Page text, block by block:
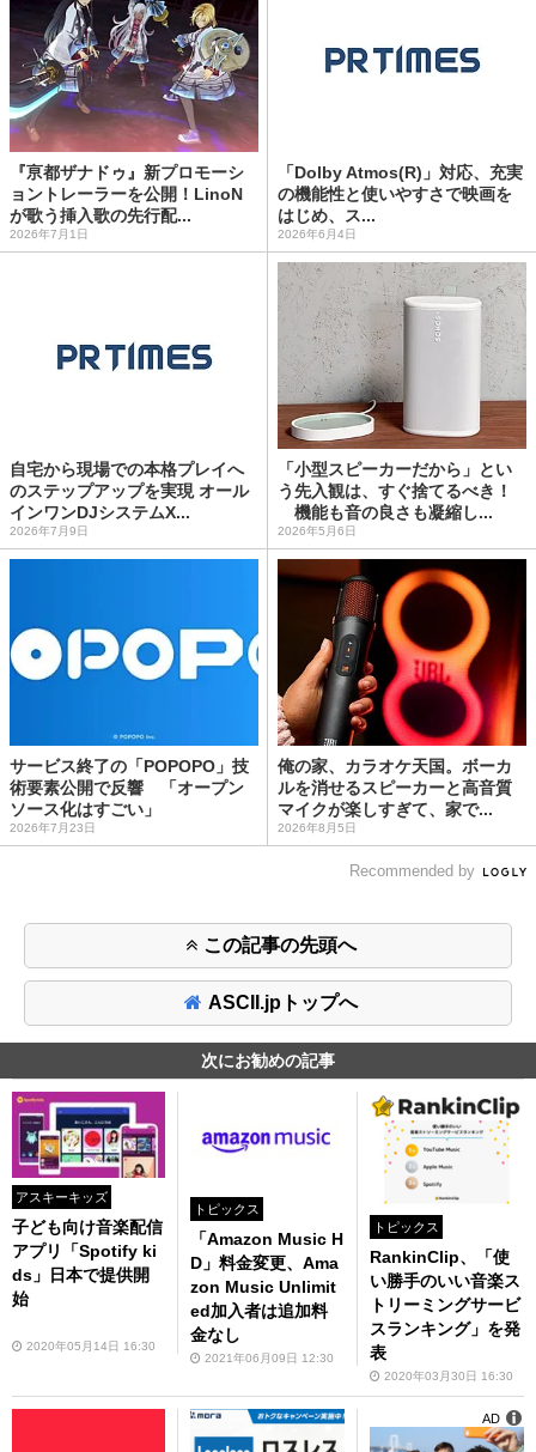
『亰都ザナドゥ』新プロモーシ
ョントレーラーを公開！LinoN
が歌う挿入歌の先行配...
2026年7月1日
「Dolby Atmos(R)」対応、充実
の機能性と使いやすさで映画を
はじめ、ス...
2026年6月4日
自宅から現場での本格プレイへ
のステップアップを実現 オール
インワンDJシステムX...
2026年7月9日
「小型スピーカーだから」とい
う先入観は、すぐ捨てるべき！
機能も音の良さも凝縮し...
2026年5月6日
サービス終了の「POPOPO」技
術要素公開で反響 「オープン
ソース化はすごい」
2026年7月23日
俺の家、カラオケ天国。ボーカ
ルを消せるスピーカーと高音質
マイクが楽しすぎて、家で...
2026年8月5日
Recommended by
この記事の先頭へ
ASCII.jpトップへ
次にお勧めの記事
アスキーキッズ
子ども向け音楽配信
アプリ「Spotify ki
ds」日本で提供開
始
2020年05月14日 16:30
トピックス
「Amazon Music H
D」料金変更、Ama
zon Music Unlimit
ed加入者は追加料
金なし
2021年06月09日 12:30
トピックス
RankinClip、「使
い勝手のいい音楽ス
トリーミングサービ
スランキング」を発
表
2020年03月30日 16:30
AD